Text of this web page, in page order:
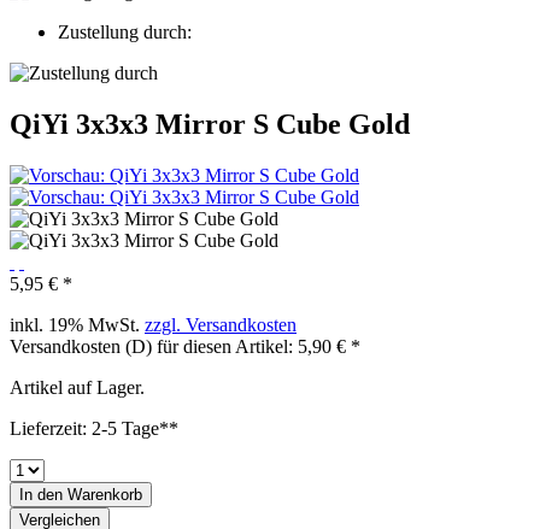
Zustellung durch:
QiYi 3x3x3 Mirror S Cube Gold
5,95 € *
inkl. 19% MwSt. zzgl. Versandkosten
Versandkosten (D) für diesen Artikel: 5,90 € *
Artikel auf Lager.
Lieferzeit: 2-5 Tage**
In den Warenkorb
Vergleichen